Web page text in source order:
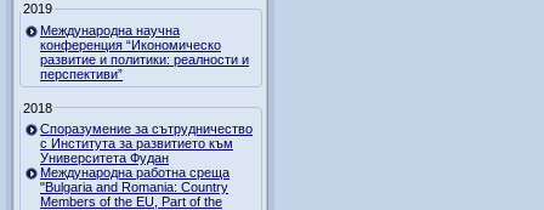
2019
Международна научна
конференция “Икономическо
развитие и политики: реалности и
перспективи”
2018
Споразумение за сътрудничество
с Института за развитието към
Университета Фудан
Международна работна среща
"Bulgaria and Romania: Country
Members of the EU, Part of the